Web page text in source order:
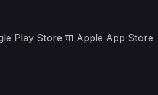
Play Store या Apple App Store